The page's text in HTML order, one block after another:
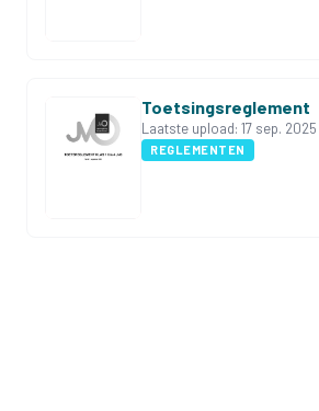
Toetsingsreglement
Laatste upload: 17 sep. 2025
REGLEMENTEN